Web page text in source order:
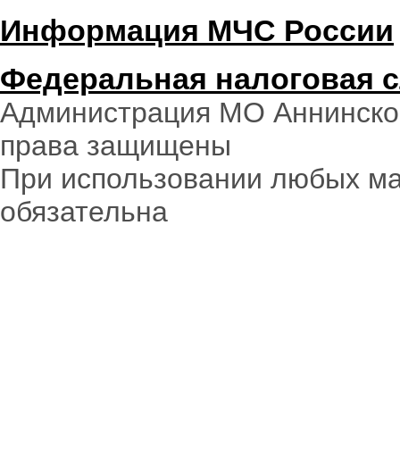
Информация МЧС России
Федеральная налоговая
Администрация МО
права защищены
При использовании любых
обязательна